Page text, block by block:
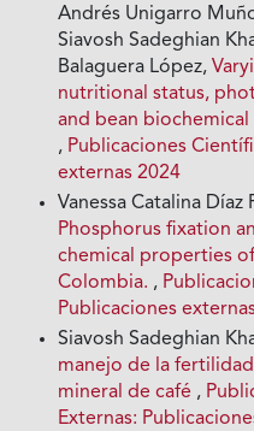
Andrés Unigarro
Siavosh Sadeghian
Balaguera López,
nutritional status,
and bean
, Publicaciones
externas 2024
Vanessa Catalina Díaz
Phosphorus fixation
chemical properties
Colombia. ,
Publicaciones
Siavosh Sadeghian
manejo de la
mineral de café ,
Externas: